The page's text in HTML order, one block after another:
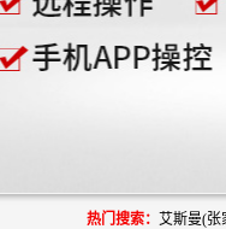
热门搜索：